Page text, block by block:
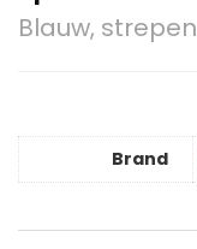
Blauw, strepen
Brand